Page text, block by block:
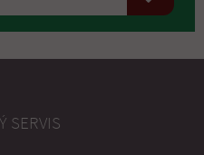
SERVIS